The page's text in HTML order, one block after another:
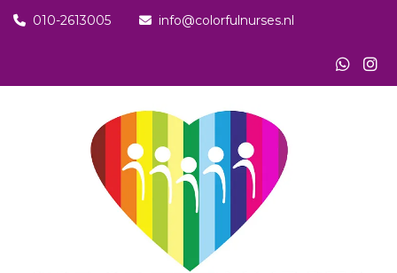
 010-2613005  info@colorfulnurses.nl